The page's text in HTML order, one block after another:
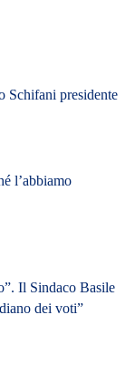
Schifani presidente
l’abbiamo
Il Sindaco Basile
dei voti”